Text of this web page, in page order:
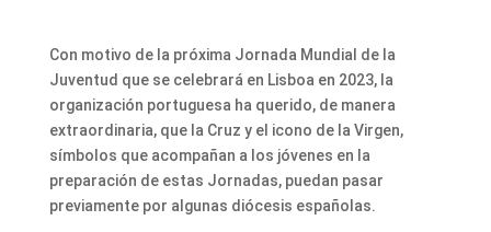
Con motivo de la próxima Jornada Mundial de la
Juventud que se celebrará en Lisboa en 2023, la
organización portuguesa ha querido, de manera
extraordinaria, que la Cruz y el icono de la Virgen,
símbolos que acompañan a los jóvenes en la
preparación de estas Jornadas, puedan pasar
previamente por algunas diócesis españolas.